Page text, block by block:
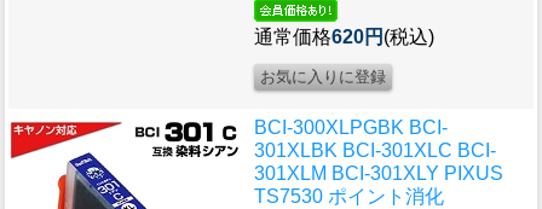
通常価格620円 (税込)
BCI-300XLPGBK BCI-
301XLBK BCI-301XLC BCI-
301XLM BCI-301XLY PIXUS
TS7530 ポイント消化